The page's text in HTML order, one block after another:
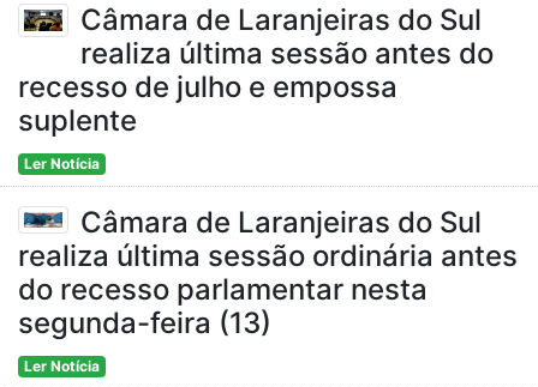
Câmara de Laranjeiras do Sul
realiza última sessão antes do
recesso de julho e empossa
suplente
Ler Notícia
Câmara de Laranjeiras do Sul
realiza última sessão ordinária antes
do recesso parlamentar nesta
segunda-feira (13)
Ler Notícia